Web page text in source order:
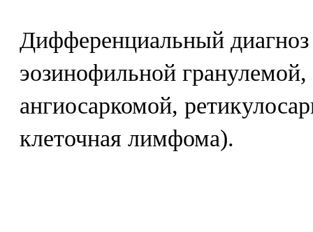
Дифференциальный
эозинофильной
ангиосаркомой,
клеточная лимфома).